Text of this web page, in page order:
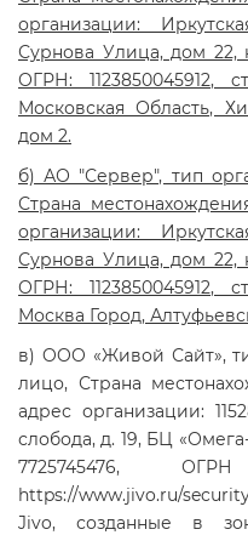
организации:
Сурнова Улица, дом 22,
ОГРН: 1123850045912,
Московская Область,
дом 2.
б) АО "Сервер", тип
Страна
организации:
Сурнова Улица, дом 22,
ОГРН: 1123850045912,
Москва Город,
в) OOO «Живой Сайт»,
лицо, Страна
адрес организации:
слобода, д. 19, БЦ
7725745476,
https://www.jivo.ru/
Jivo, созданные в